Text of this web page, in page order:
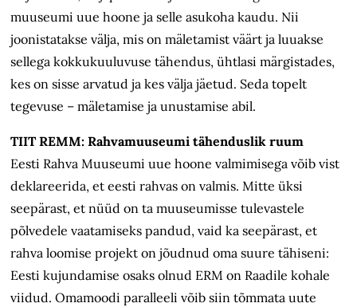
muuseumi uue hoone ja selle asukoha kaudu. Nii
joonistatakse välja, mis on mäletamist väärt ja luuakse
sellega kokkukuuluvuse tähendus, ühtlasi märgistades,
kes on sisse arvatud ja kes välja jäetud. Seda topelt
tegevuse – mäletamise ja unustamise abil.
TIIT REMM: Rahvamuuseumi tähenduslik ruum
Eesti Rahva Muuseumi uue hoone valmimisega võib vist
deklareerida, et eesti rahvas on valmis. Mitte üksi
seepärast, et nüüd on ta muuseumisse tulevastele
põlvedele vaatamiseks pandud, vaid ka seepärast, et
rahva loomise projekt on jõudnud oma suure tähiseni:
Eesti kujundamise osaks olnud ERM on Raadile kohale
viidud. Omamoodi paralleeli võib siin tõmmata uute